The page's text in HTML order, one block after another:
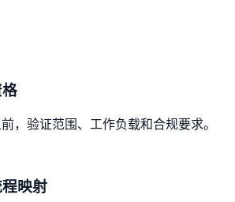
，验证范围、工作负载和合规要求。
映射